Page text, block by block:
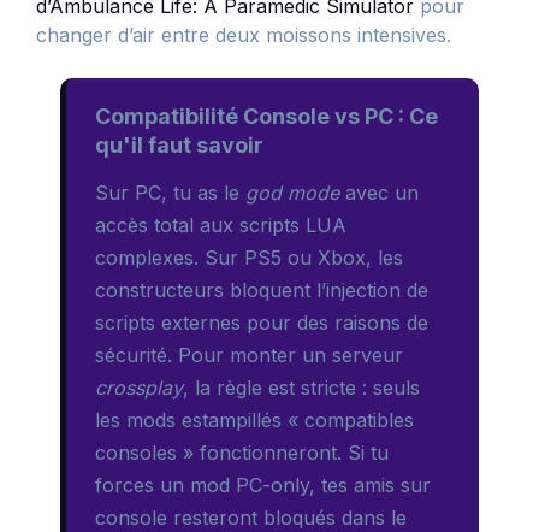
d’Ambulance Life: A Paramedic Simulator pour
changer d’air entre deux moissons intensives.
Compatibilité Console vs PC : Ce
qu'il faut savoir
Sur PC, tu as le god modeavec un
accès total aux scripts LUA
complexes. Sur PS5 ou Xbox, les
constructeurs bloquent l’injection de
scripts externes pour des raisons de
sécurité. Pour monter un serveur
crossplay, la règle est stricte : seuls
les mods estampillés « compatibles
consoles » fonctionneront. Si tu
forces un mod PC-only, tes amis sur
console resteront bloqués dans le